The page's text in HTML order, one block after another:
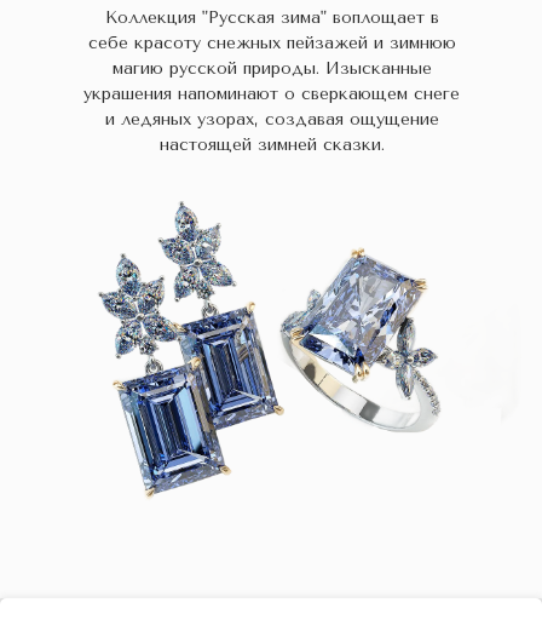
Коллекция "Русская зима" воплощает в
себе красоту снежных пейзажей и зимнюю
магию русской природы. Изысканные
украшения напоминают о сверкающем снеге
и ледяных узорах, создавая ощущение
настоящей зимней сказки.